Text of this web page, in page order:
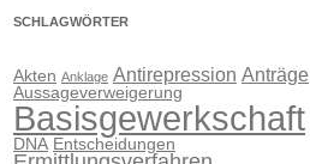
SCHLAGWÖRTER
Akten Anklage Antirepression Anträge
Aussageverweigerung
Basisgewerkschaft
DNA Entscheidungen